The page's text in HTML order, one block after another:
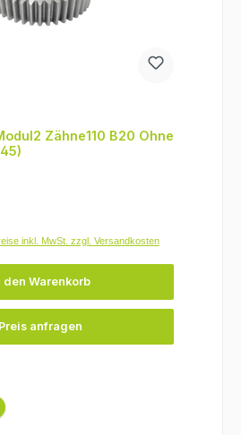
Zähne110 B20 Ohne
inkl. MwSt. zzgl. Versandkosten
den Warenkorb
Preis anfragen